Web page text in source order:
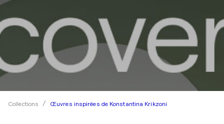
Collections Œuvres inspirées de Konstantina Krikzoni